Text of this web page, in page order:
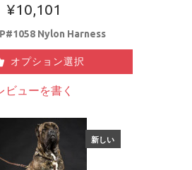
¥10,101
Nylon Harness
オプション選択
ビューを書く
新しい